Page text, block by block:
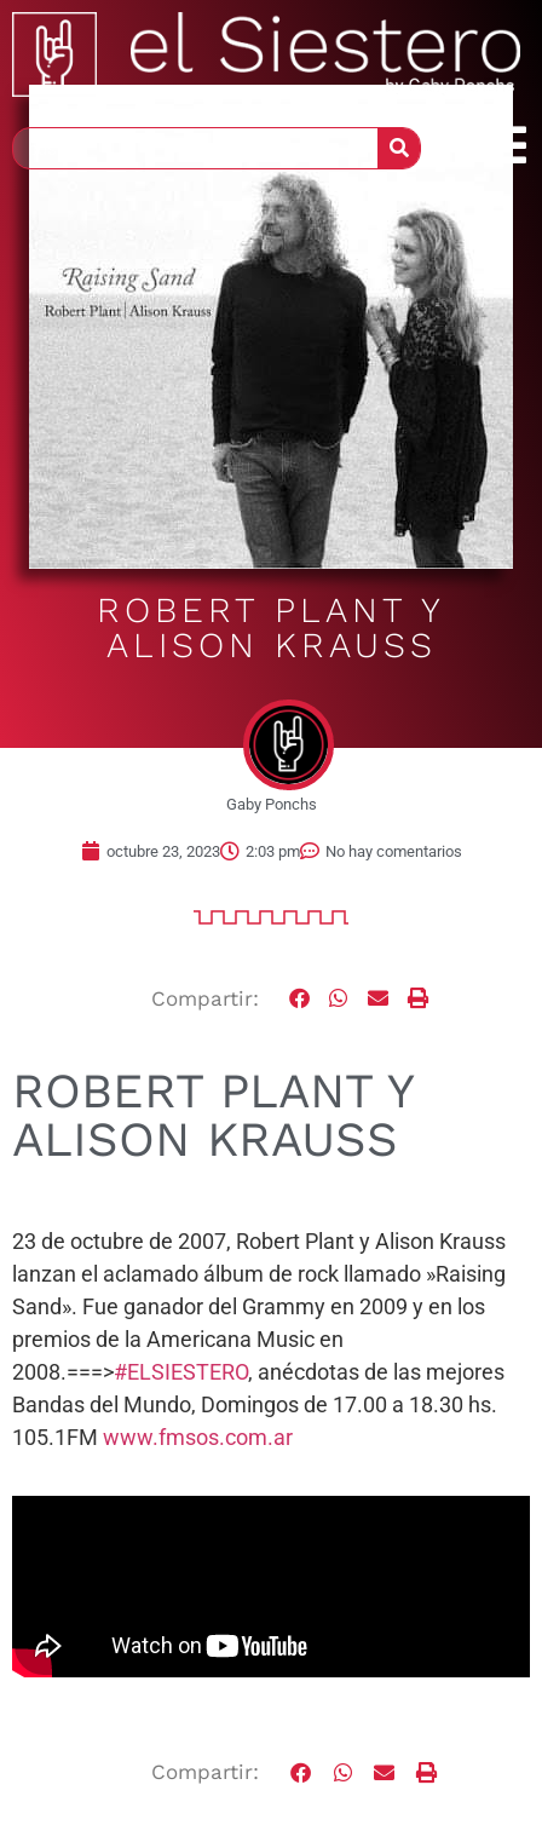
ROBERT PLANT Y
ALISON KRAUSS
Gaby Ponchs
octubre 23, 2023 2:03 pm No hay comentarios
Compartir:
ROBERT PLANT Y
ALISON KRAUSS
23 de octubre de 2007, Robert Plant y Alison Krauss
lanzan el aclamado álbum de rock llamado »Raising
Sand». Fue ganador del Grammy en 2009 y en los
premios de la Americana Music en
2008.===>#ELSIESTERO, anécdotas de las mejores
Bandas del Mundo, Domingos de 17.00 a 18.30 hs.
105.1FM www.fmsos.com.ar
Compartir: